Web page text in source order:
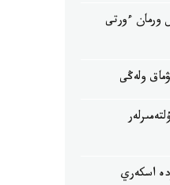
ورمان ءورتى
ولەڭى
اسكەري